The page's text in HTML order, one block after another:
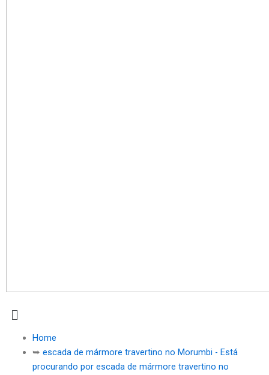
Menu
Home
➥ escada de mármore travertino no Morumbi - Está
procurando por escada de mármore travertino no